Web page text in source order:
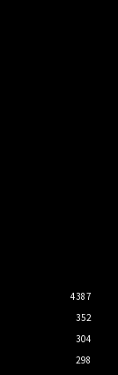
4387
352
304
298